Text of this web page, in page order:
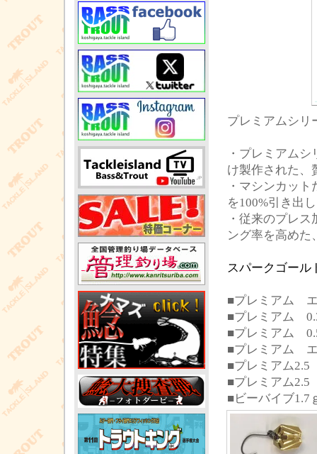
プレミアムシリ
・プレミアム
け製作された、
・マシンカッ
を100%引き出
・従来のプレ
ング率を高めた
スパークゴール
■プレミアム
■プレミアム
■プレミアム
■プレミアム
■プレミアム
■プレミアム
■ビーバイブ1.7